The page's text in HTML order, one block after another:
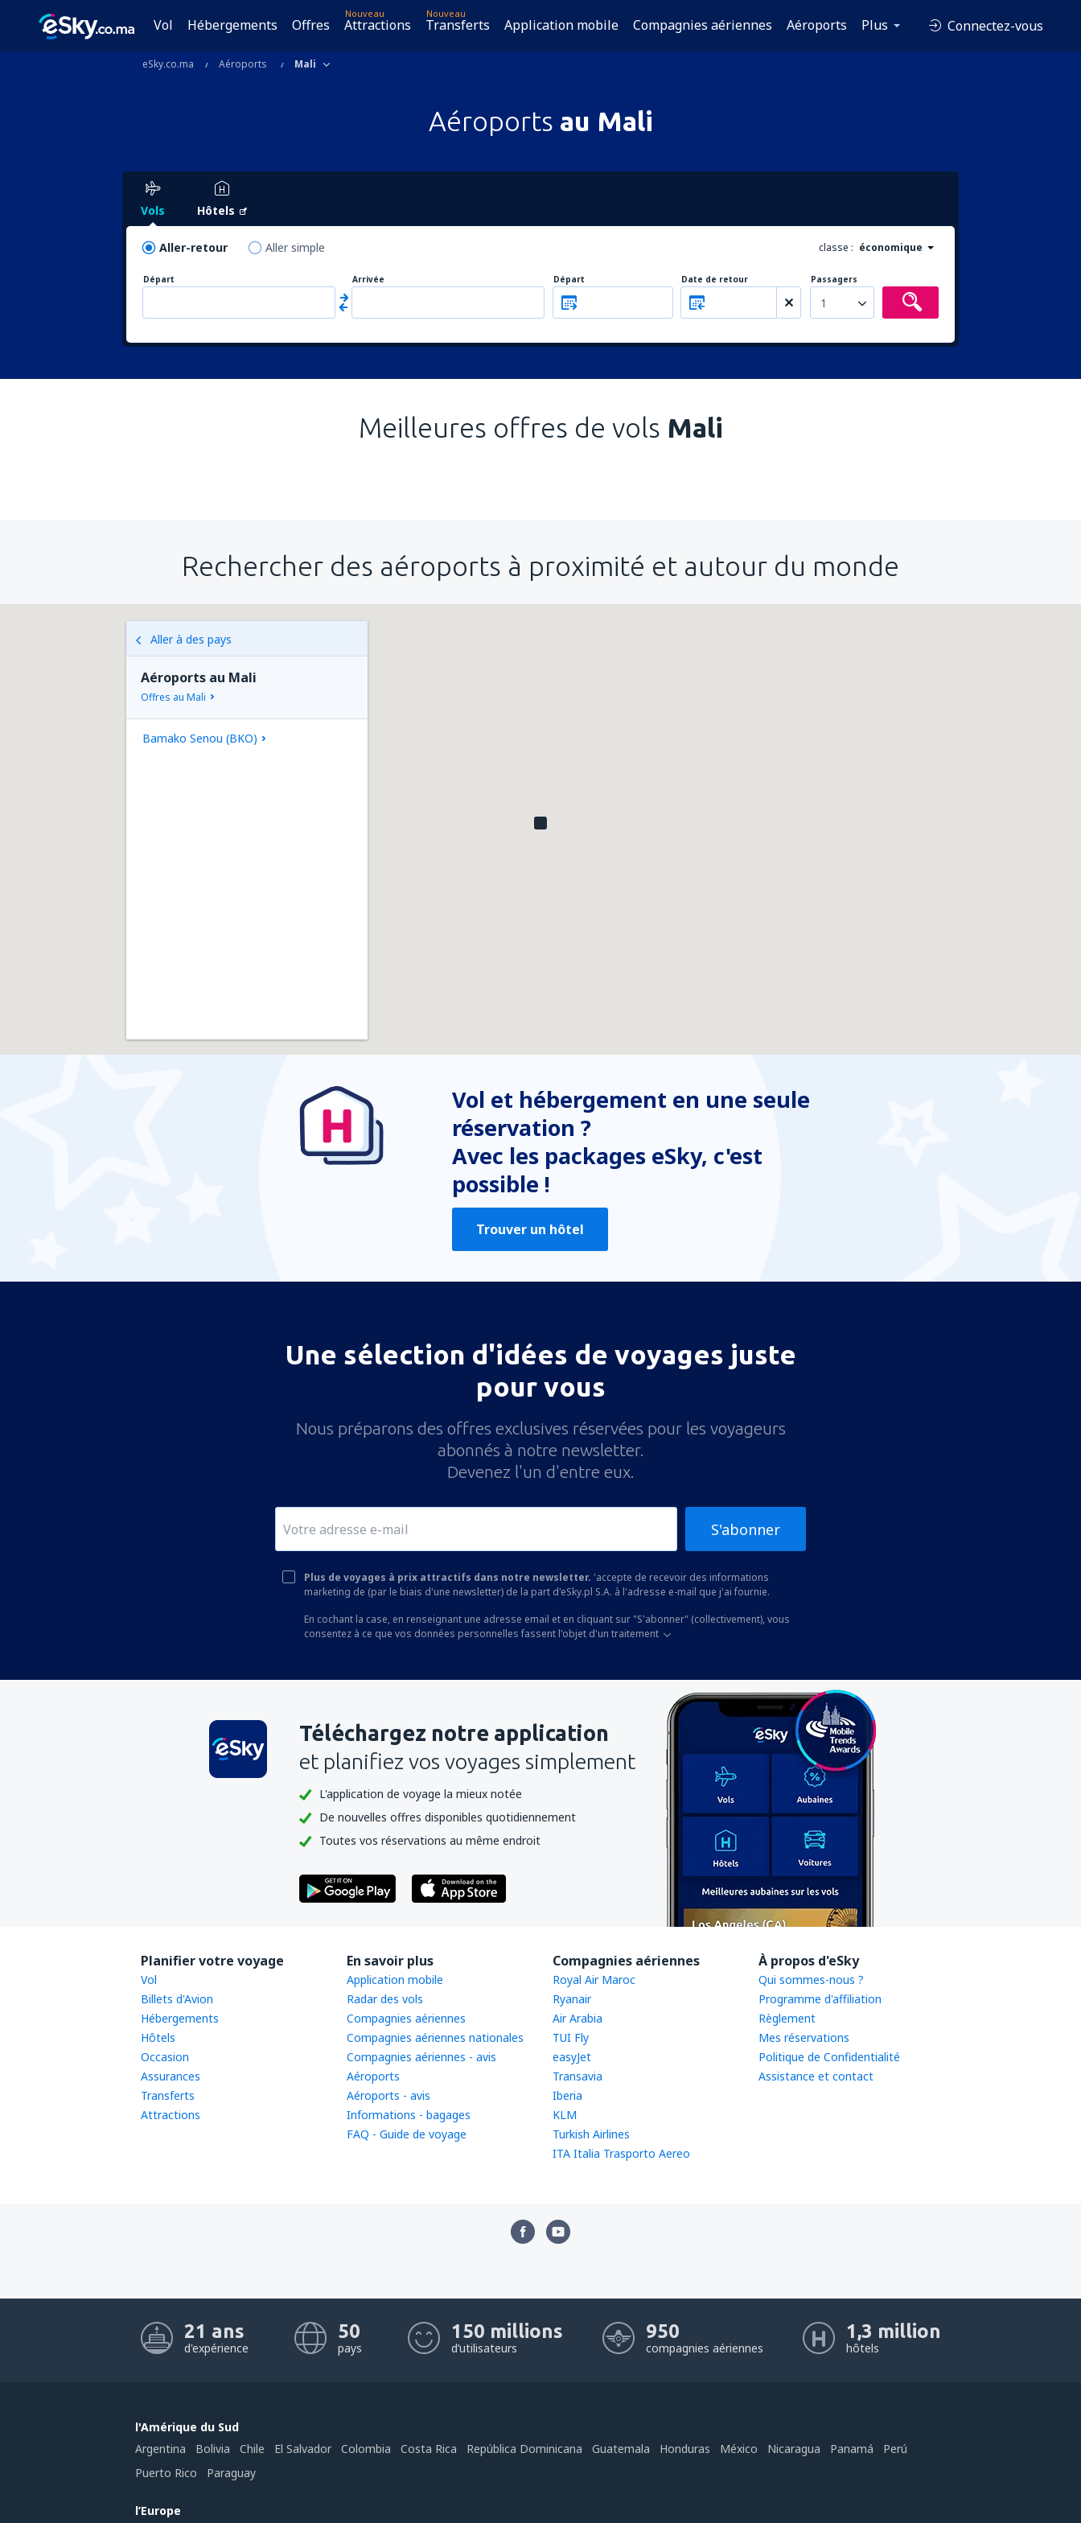
Vol Hébergements Offres
Nouveau
Attractions
Nouveau
Transferts Application mobile Compagnies aériennes Aéroports Plus Connectez-vous
eSky.co.ma Aéroports Mali
Aéroports au Mali
Vols Hôtels
Aller-retour Aller simple classe : économique
Départ Arrivée Départ Date de retour Passagers
1
Meilleures offres de vols Mali
Rechercher des aéroports à proximité et autour du monde
Aller à des pays
Aéroports au Mali
Offres au Mali
Bamako Senou (BKO)
Vol et hébergement en une seule
réservation ?
Avec les packages eSky, c'est
possible !
Trouver un hôtel
Une sélection d'idées de voyages juste
pour vous
Nous préparons des offres exclusives réservées pour les voyageurs
abonnés à notre newsletter.
Devenez l'un d'entre eux.
S'abonner
Plus de voyages à prix attractifs dans notre newsletter. 'accepte de recevoir des informations
marketing de (par le biais d'une newsletter) de la part d'eSky.pl S.A. à l'adresse e-mail que j'ai fournie.
En cochant la case, en renseignant une adresse email et en cliquant sur "S'abonner" (collectivement), vous
consentez à ce que vos données personnelles fassent l'objet d'un traitement
Téléchargez notre application
et planifiez vos voyages simplement
L'application de voyage la mieux notée
De nouvelles offres disponibles quotidiennement
Toutes vos réservations au même endroit
Planifier votre voyage
Vol
Billets d'Avion
Hébergements
Hôtels
Occasion
Assurances
Transferts
Attractions
En savoir plus
Application mobile
Radar des vols
Compagnies aériennes
Compagnies aériennes nationales
Compagnies aériennes - avis
Aéroports
Aéroports - avis
Informations - bagages
FAQ - Guide de voyage
Compagnies aériennes
Royal Air Maroc
Ryanair
Air Arabia
TUI Fly
easyJet
Transavia
Iberia
KLM
Turkish Airlines
ITA Italia Trasporto Aereo
À propos d'eSky
Qui sommes-nous ?
Programme d'affiliation
Règlement
Mes réservations
Politique de Confidentialité
Assistance et contact
21 ans
d'expérience
50
pays
150 millions
d’utilisateurs
950
compagnies aériennes
1,3 million
hôtels
l'Amérique du Sud
Argentina
Bolivia Chile El Salvador Colombia Costa Rica República Dominicana Guatemala Honduras México Nicaragua Panamá
Perú
Puerto Rico
Paraguay
l’Europe